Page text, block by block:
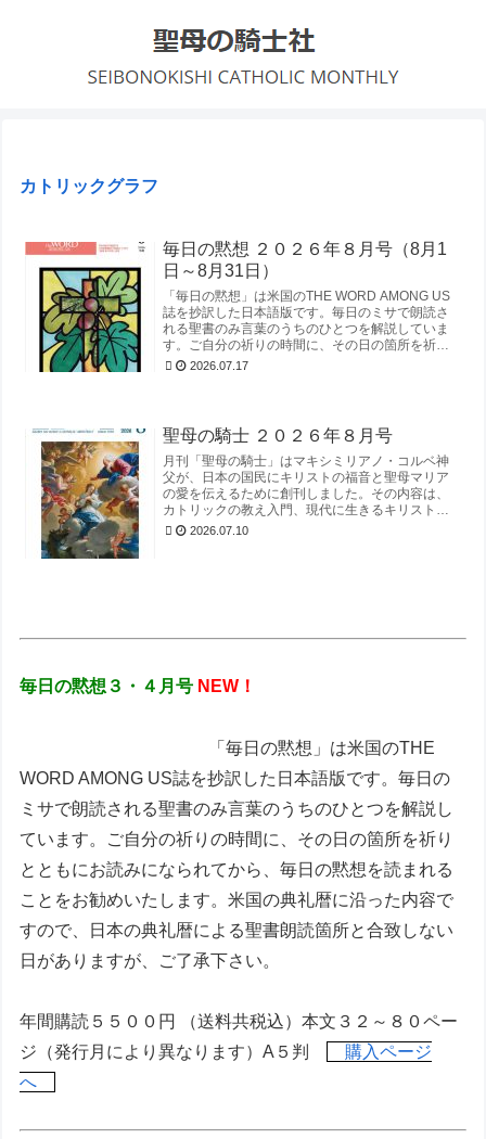
カトリックグラフ
毎日の黙想 ２０２６年８月号（8月1
日～8月31日）
「毎日の黙想」は米国のTHE WORD AMONG US
誌を抄訳した日本語版です。毎日のミサで朗読さ
れる聖書のみ言葉のうちのひとつを解説していま
す。ご自分の祈りの時間に、その日の箇所を祈り
とともにお読みになられてから、毎日の黙想を読
い。発行：聖母の騎士社ページ：A5判 本文48ペー
ジ備考：2026年8月号（8月1日～8月31日）価格：
440円（税込）■購入ページへ ■年間購読はこちら
2026.07.17
聖母の騎士 ２０２６年８月号
月刊「聖母の騎士」はマキシミリアノ・コルベ神
父が、日本の国民にキリストの福音と聖母マリア
の愛を伝えるために創刊しました。その内容は、
カトリックの教え入門、現代に生きるキリスト信
者の横顔など、キリスト教を紹介する読み物にな
日本全国巡礼記（渡辺 俊）◆母マリアさまととも
切にするために（水川淳史）◆ラルシュかなの家
恵子）◆カトリック青年が求める今後の教会の
2026.07.10
毎日の黙想３・４月号 NEW！
「毎日の黙想」は米国のTHE
WORD AMONG US誌を抄訳した日本語版です。毎日の
ミサで朗読される聖書のみ言葉のうちのひとつを解説し
ています。ご自分の祈りの時間に、その日の箇所を祈り
とともにお読みになられてから、毎日の黙想を読まれる
ことをお勧めいたします。米国の典礼暦に沿った内容で
すので、日本の典礼暦による聖書朗読箇所と合致しない
日がありますが、ご了承下さい。
年間購読５５００円 （送料共税込）本文３２～８０ペー
ジ（発行月により異なります）A５判
購入ページ
へ